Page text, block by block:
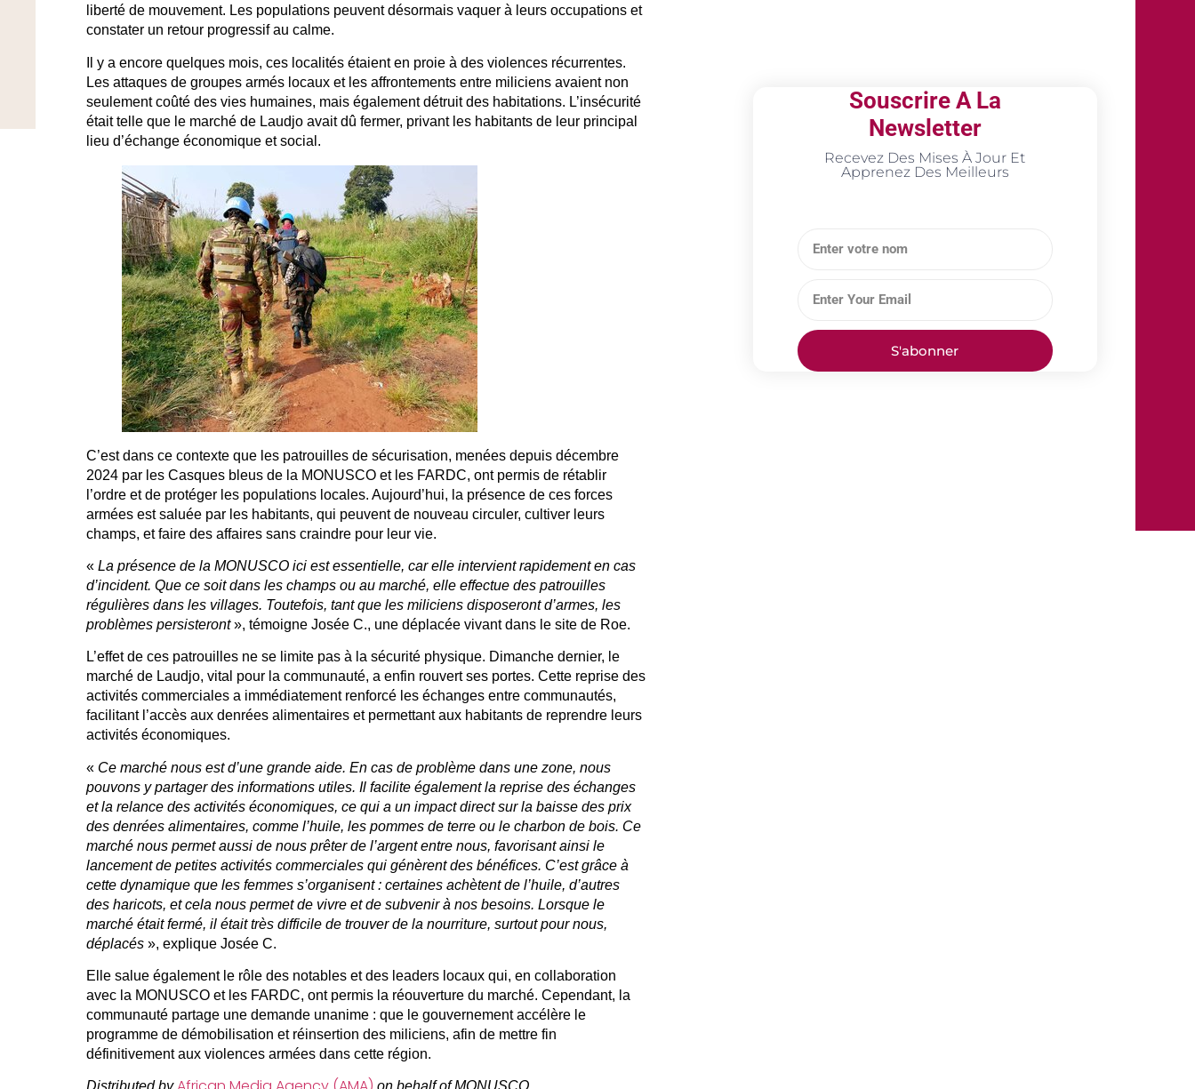
liberté de mouvement. Les populations peuvent désormais vaquer à leurs occupations et
constater un retour progressif au calme.
Il y a encore quelques mois, ces localités étaient en proie à des violences récurrentes.
Les attaques de groupes armés locaux et les affrontements entre miliciens avaient non
seulement coûté des vies humaines, mais également détruit des habitations. L’insécurité
était telle que le marché de Laudjo avait dû fermer, privant les habitants de leur principal
lieu d’échange économique et social.
C’est dans ce contexte que les patrouilles de sécurisation, menées depuis décembre
2024 par les Casques bleus de la MONUSCO et les FARDC, ont permis de rétablir
l’ordre et de protéger les populations locales. Aujourd’hui, la présence de ces forces
armées est saluée par les habitants, qui peuvent de nouveau circuler, cultiver leurs
champs, et faire des affaires sans craindre pour leur vie.
« La présence de la MONUSCO ici est essentielle, car elle intervient rapidement en cas
d’incident. Que ce soit dans les champs ou au marché, elle effectue des patrouilles
régulières dans les villages. Toutefois, tant que les miliciens disposeront d’armes, les
problèmes persisteront», témoigne Josée C., une déplacée vivant dans le site de Roe.
L’effet de ces patrouilles ne se limite pas à la sécurité physique. Dimanche dernier, le
marché de Laudjo, vital pour la communauté, a enfin rouvert ses portes. Cette reprise des
activités commerciales a immédiatement renforcé les échanges entre communautés,
facilitant l’accès aux denrées alimentaires et permettant aux habitants de reprendre leurs
activités économiques.
« Ce marché nous est d’une grande aide. En cas de problème dans une zone, nous
pouvons y partager des informations utiles. Il facilite également la reprise des échanges
et la relance des activités économiques, ce qui a un impact direct sur la baisse des prix
des denrées alimentaires, comme l’huile, les pommes de terre ou le charbon de bois. Ce
marché nous permet aussi de nous prêter de l’argent entre nous, favorisant ainsi le
lancement de petites activités commerciales qui génèrent des bénéfices. C’est grâce à
cette dynamique que les femmes s’organisent : certaines achètent de l’huile, d’autres
des haricots, et cela nous permet de vivre et de subvenir à nos besoins. Lorsque le
marché était fermé, il était très difficile de trouver de la nourriture, surtout pour nous,
déplacés», explique Josée C.
Elle salue également le rôle des notables et des leaders locaux qui, en collaboration
avec la MONUSCO et les FARDC, ont permis la réouverture du marché. Cependant, la
communauté partage une demande unanime : que le gouvernement accélère le
programme de démobilisation et réinsertion des miliciens, afin de mettre fin
définitivement aux violences armées dans cette région.
Souscrire A La
Newsletter
Recevez Des Mises À Jour Et
Apprenez Des Meilleurs
S'abonner